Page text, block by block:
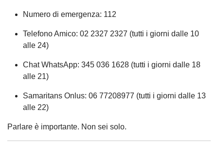
Numero di emergenza: 112
Telefono Amico: 02 2327 2327 (tutti i giorni dalle 10
alle 24)
Chat WhatsApp: 345 036 1628 (tutti i giorni dalle 18
alle 21)
Samaritans Onlus: 06 77208977 (tutti i giorni dalle 13
alle 22)
Parlare è importante. Non sei solo.